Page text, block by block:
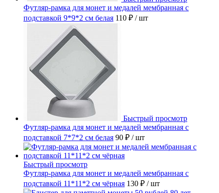
Футляр-рамка для монет и медалей мембранная с
подставкой 9*9*2 см белая 110 ₽ / шт
Быстрый просмотр
Футляр-рамка для монет и медалей мембранная с
подставкой 7*7*2 см белая 90 ₽ / шт
Быстрый просмотр
Футляр-рамка для монет и медалей мембранная с
подставкой 11*11*2 см чёрная 130 ₽ / шт